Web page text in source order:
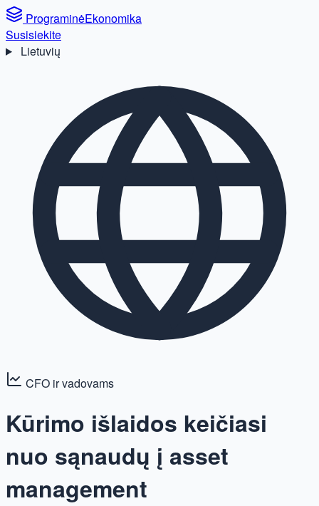
PrograminėEkonomika
Susisiekite
Lietuvių
CFO ir vadovams
Kūrimo išlaidos keičiasi
nuo sąnaudų į asset
management